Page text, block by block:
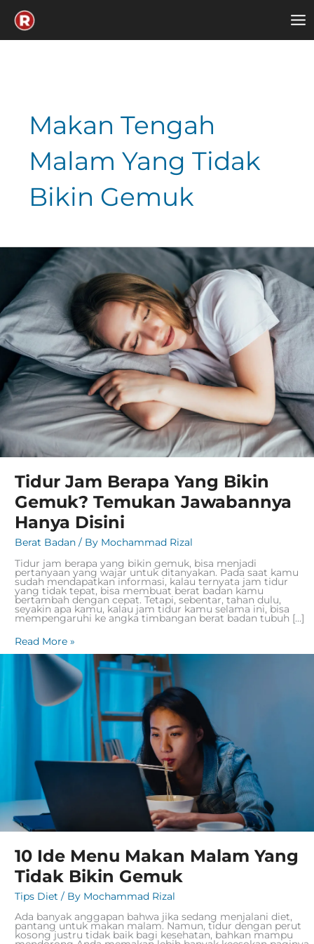
content
Makan Tengah
Malam Yang Tidak
Bikin Gemuk
Tidur Jam Berapa Yang Bikin
Gemuk? Temukan Jawabannya
Hanya Disini
Berat Badan/ By Mochammad Rizal
Tidur jam berapa yang bikin gemuk, bisa menjadi
pertanyaan yang wajar untuk ditanyakan. Pada saat kamu
sudah mendapatkan informasi, kalau ternyata jam tidur
yang tidak tepat, bisa membuat berat badan kamu
bertambah dengan cepat. Tetapi, sebentar, tahan dulu,
seyakin apa kamu, kalau jam tidur kamu selama ini, bisa
mempengaruhi ke angka timbangan berat badan tubuh […]
Tidur
Berapa
Yang
Bikin
Gemuk?
Temukan
Jawabannya
Hanya
Disini
Read More »
10 Ide Menu Makan Malam Yang
Tidak Bikin Gemuk
Tips Diet / By Mochammad Rizal
Ada banyak anggapan bahwa jika sedang menjalani diet,
pantang untuk makan malam. Namun, tidur dengan perut
kosong justru tidak baik bagi kesehatan, bahkan mampu
10
Menu
Makan
Malam
Yang